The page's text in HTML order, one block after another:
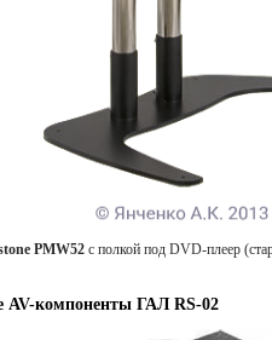
PMW52с полкой под DVD-плеер
AV-компоненты ГАЛ RS-02